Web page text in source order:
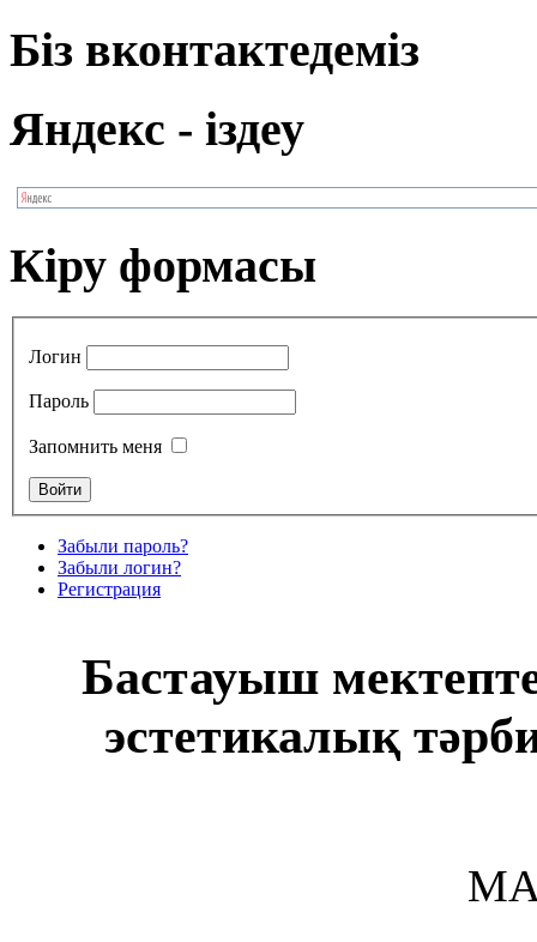
Біз вконтактедеміз
Яндекс - іздеу
Кіру формасы
Логин
Пароль
Запомнить меня
Забыли пароль?
Забыли логин?
Регистрация
Бастауыш
эстетикалық